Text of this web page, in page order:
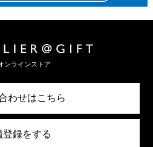
ンラインストア
わせはこちら
登録をする